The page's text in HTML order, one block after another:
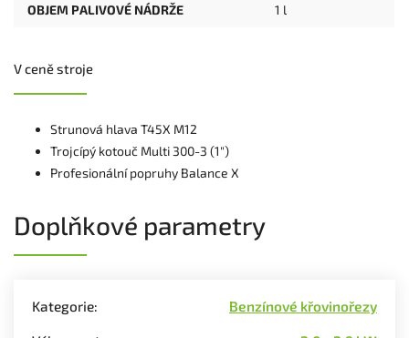
OBJEM PALIVOVÉ NÁDRŽE 1 l
V ceně stroje
Strunová hlava T45X M12
Trojcípý kotouč Multi 300-3 (1")
Profesionální popruhy Balance X
Doplňkové parametry
Kategorie: Benzínové křovinořezy